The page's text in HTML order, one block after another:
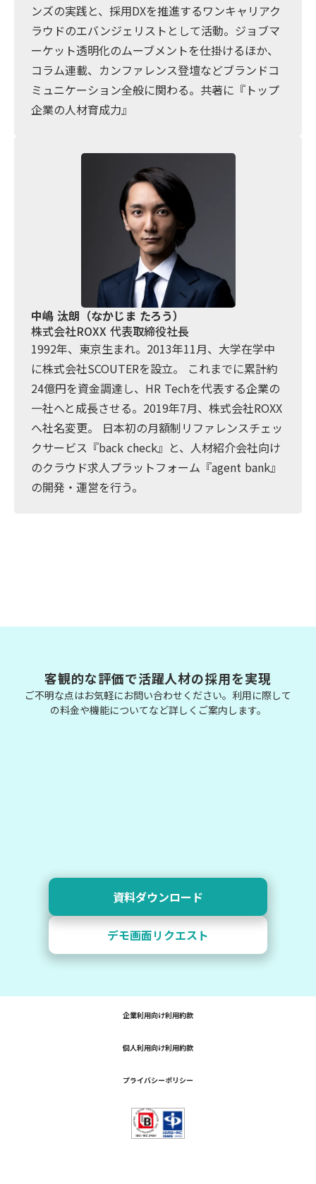
ンズの実践と、採用DXを推進するワンキャリアク
ラウドのエバンジェリストとして活動。ジョブマ
ーケット透明化のムーブメントを仕掛けるほか、
コラム連載、カンファレンス登壇などブランドコ
ミュニケーション全般に関わる。共著に『トップ
企業の人材育成力』
中嶋 汰朗（なかじま たろう）
株式会社ROXX 代表取締役社長
1992年、東京生まれ。2013年11月、大学在学中
に株式会社SCOUTERを設立。 これまでに累計約
24億円を資金調達し、HR Techを代表する企業の
一社へと成長させる。2019年7月、株式会社ROXX
へ社名変更。 日本初の月額制リファレンスチェッ
クサービス『back check』と、人材紹介会社向け
のクラウド求人プラットフォーム『agent bank』
の開発・運営を行う。
客観的な評価で活躍人材の採用を実現
ご不明な点はお気軽にお問い合わせください。利用に際して
の料金や機能についてなど詳しくご案内します。
デモ画面リクエスト
資料ダウンロード
企業利用向け利用約款
個人利用向け利用約款
プライバシーポリシー